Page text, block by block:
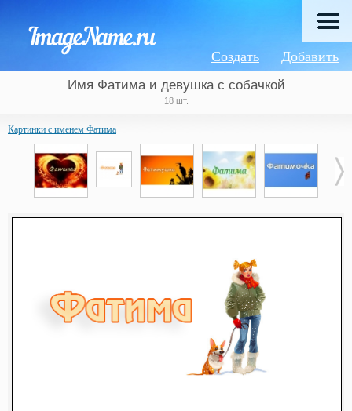
Добавить
Создать
Имя Фатима и девушка с собачкой
18 шт.
Картинки с именем Фатима